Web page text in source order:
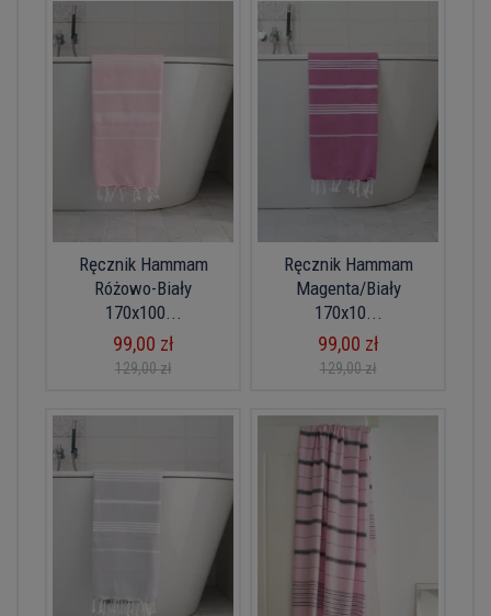
Ręcznik Hammam
Różowo-Biały
170x100...
99,00 zł
129,00 zł
Ręcznik Hammam
Magenta/Biały
170x10...
99,00 zł
129,00 zł